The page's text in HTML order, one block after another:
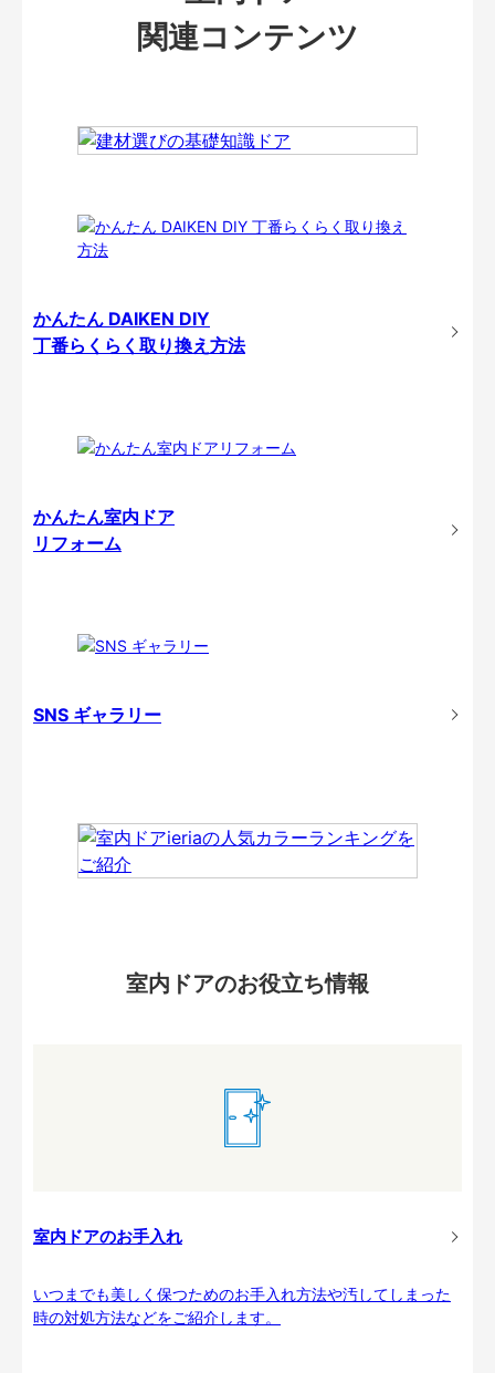
関連コンテンツ
かんたん DAIKEN DIY
丁番らくらく取り換え方法
かんたん室内ドア
リフォーム
SNS ギャラリー
室内ドアのお役立ち情報
室内ドアのお手入れ
いつまでも美しく保つためのお手入れ方法や汚してしまった
時の対処方法などをご紹介します。